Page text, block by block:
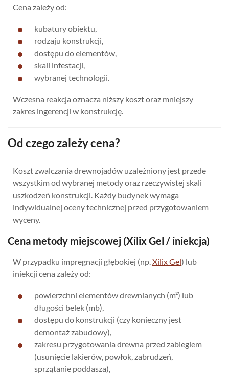
Cena zależy od:
kubatury obiektu,
rodzaju konstrukcji,
dostępu do elementów,
skali infestacji,
wybranej technologii.
Wczesna reakcja oznacza niższy koszt oraz mniejszy
zakres ingerencji w konstrukcję.
Od czego zależy cena?
Koszt zwalczania drewnojadów uzależniony jest przede
wszystkim od wybranej metody oraz rzeczywistej skali
uszkodzeń konstrukcji. Każdy budynek wymaga
indywidualnej oceny technicznej przed przygotowaniem
wyceny.
Cena metody miejscowej (Xilix Gel / iniekcja)
W przypadku impregnacji głębokiej (np.Xilix Gel) lub
iniekcji cena zależy od:
powierzchni elementów drewnianych (m²) lub
długości belek (mb),
dostępu do konstrukcji (czy konieczny jest
demontaż zabudowy),
zakresu przygotowania drewna przed zabiegiem
(usunięcie lakierów, powłok, zabrudzeń,
sprzątanie poddasza),